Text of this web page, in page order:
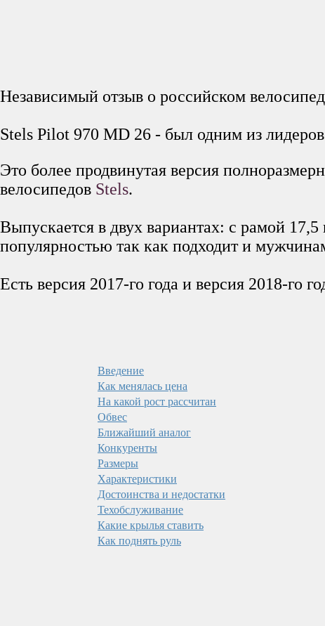
Независимый отзыв о российском
Stels Pilot 970 MD 26 - был одним из
Это более продвинутая версия
велосипедов Stels.
Выпускается в двух вариантах: с рамой
популярностью так как подходит и
Есть версия 2017-го года и версия 2018-го
Введение
Как менялась цена
На какой рост рассчитан
Обвес
Ближайший аналог
Конкуренты
Размеры
Характеристики
Достоинства и недостатки
Техобслуживание
Какие крылья ставить
Как поднять руль